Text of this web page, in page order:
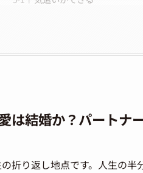
は結婚か？パートナ
折り返し地点です。人生の